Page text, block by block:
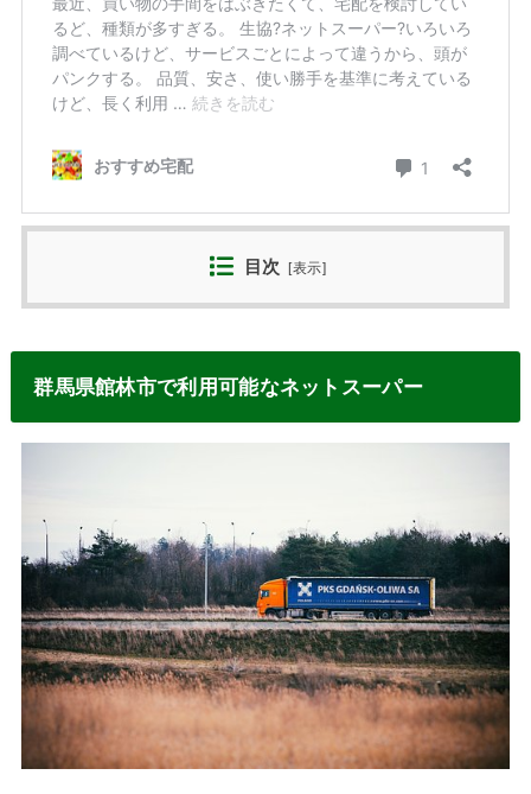
目次 [表示]
群馬県館林市で利用可能なネットスーパー